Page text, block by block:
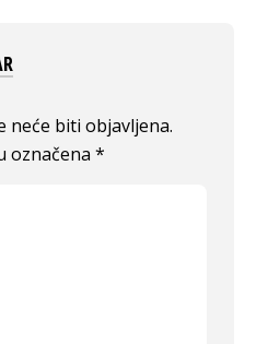
neće biti objavljena.
označena*